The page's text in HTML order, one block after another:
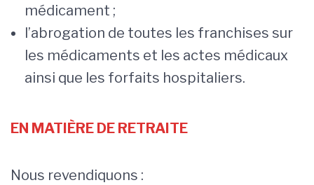
médicament ;
l’abrogation de toutes les franchises sur
les médicaments et les actes médicaux
ainsi que les forfaits hospitaliers.
EN MATIÈRE DE RETRAITE
Nous revendiquons :